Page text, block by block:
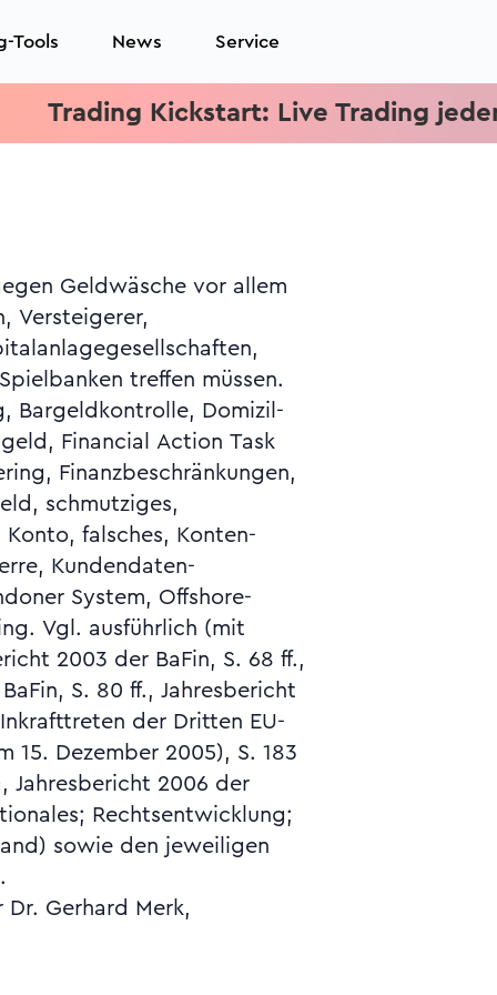
Tools News Service
Trading Kickstart: Live Trading jeden
Gerhard Merk,